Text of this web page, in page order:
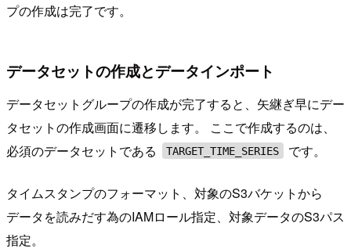
プの作成は完了です。
データセットの作成とデータインポート
データセットグループの作成が完了すると、矢継ぎ早にデー
タセットの作成画面に遷移します。 ここで作成するのは、
必須のデータセットである
TARGET_TIME_SERIES です。
タイムスタンプのフォーマット、対象のS3バケットから
データを読みだす為のIAMロール指定、対象データのS3パス
指定。